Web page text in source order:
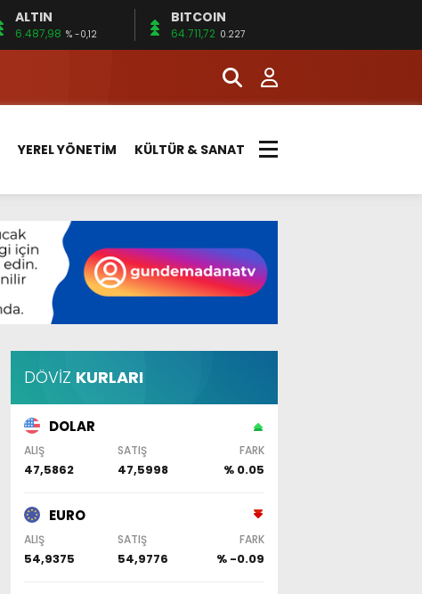
ALTIN
6.487,98 % -0,12
BITCOIN
64.711,72 0.227
YEREL YÖNETİM KÜLTÜR & SANAT
DÖVİZ KURLARI
DOLAR
ALIŞ SATIŞ FARK
47,5862 47,5998 % 0.05
EURO
ALIŞ SATIŞ FARK
54,9375 54,9776 % -0.09